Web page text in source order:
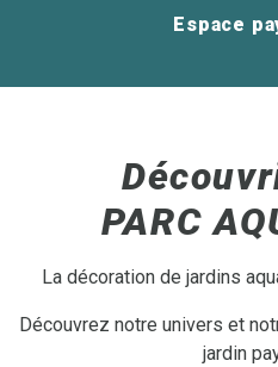
Espace
PARC
La décoration de jardins
Découvrez notre univers et
jardin